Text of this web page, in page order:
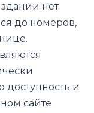
здании нет
до номеров,
и
сайте